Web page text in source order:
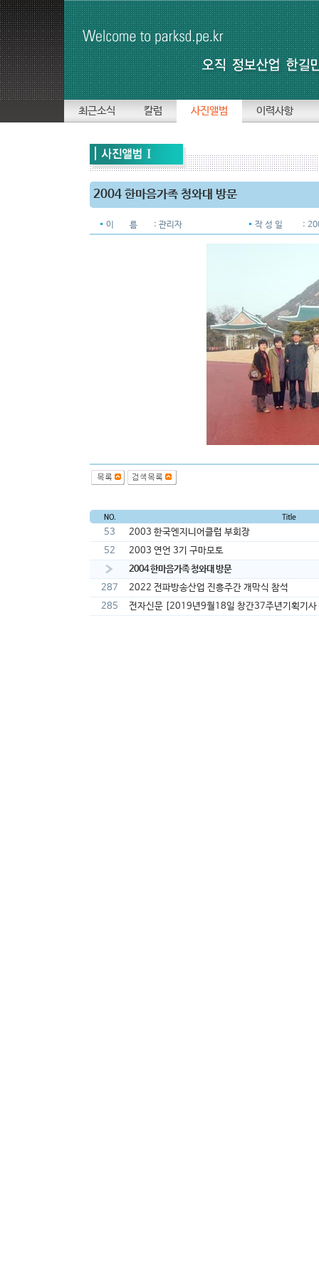
최근소식 칼럼 사진앨범 이력사항
2004 한마음가족 청와대 방문
이 름 : 관리자 작 성 일 :
53
2003 한국엔지니어클럽 부회장
52
2003 연언 3기 구마모토
»
2004 한마음가족 청와대 방문
287
2022 전파방송산업 진흥주간 개막식 참석
285
전자신문 [2019년9월18일 창간37주년기획기